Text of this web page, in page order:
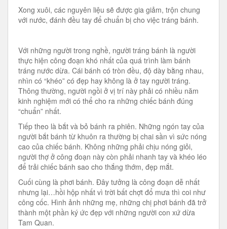
Xong xuôi, các nguyên liệu sẽ được gia giảm, trộn chung
với nước, đánh đều tay để chuẩn bị cho việc tráng bánh.
Với những người trong nghề, người tráng bánh là người
thực hiện công đoạn khó nhất của quá trình làm bánh
tráng nước dừa. Cái bánh có tròn đều, độ dày bằng nhau,
nhìn có “khéo” có đẹp hay không là ở tay người tráng.
Thông thường, người ngồi ở vị trí này phải có nhiều năm
kinh nghiệm mới có thể cho ra những chiếc bánh đúng
“chuẩn” nhất.
Tiếp theo là bắt và bỏ bánh ra phiên. Những ngón tay của
người bắt bánh từ khuôn ra thường bị chai sần vì sức nóng
cao của chiếc bánh. Không những phải chịu nóng giỏi,
người thợ ở công đoạn này còn phải nhanh tay và khéo léo
để trải chiếc bánh sao cho thắng thớm, đẹp mắt.
Cuối cùng là phơi bánh. Đây tưởng là công đoạn dễ nhất
nhưng lại…hồi hộp nhất vì trời bất chợt đổ mưa thì coi như
công cốc. Hình ảnh những mẹ, những chị phơi bánh đã trở
thành một phần ký ức đẹp với những người con xứ dừa
Tam Quan.